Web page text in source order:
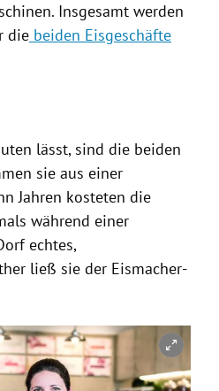
Insgesamt werden
die beiden Eisgeschäfte
lässt, sind die beiden
sie aus einer
Jahren kosteten die
während einer
echtes,
ließ sie der Eismacher-
schließen